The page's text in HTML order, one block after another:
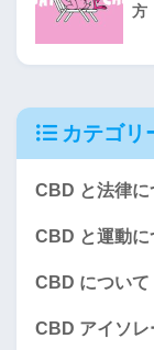
方
カテゴリ
CBD と法律に
CBD と運動に
CBD について
CBD アイソレ